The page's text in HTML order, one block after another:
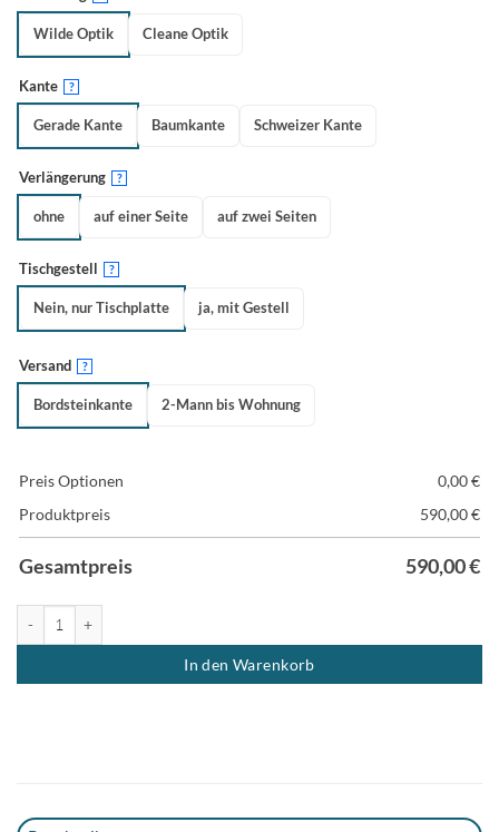
Wilde Optik Cleane Optik
Kante ?
Gerade Kante Baumkante Schweizer Kante
Verlängerung ?
ohne auf einer Seite auf zwei Seiten
Tischgestell ?
Nein, nur Tischplatte ja, mit Gestell
Versand ?
Bordsteinkante 2-Mann bis Wohnung
Preis Optionen 0,00€
Produktpreis
590,00€
Gesamtpreis 590,00€
In den Warenkorb